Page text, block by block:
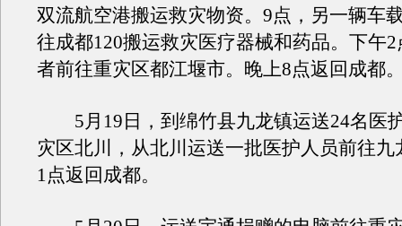
双流航空港搬运救灾物资。9点，另一辆车
往成都120搬运救灾医疗器械和药品。下午
者前往重灾区都江堰市。晚上8点返回成都
5月19日，到绵竹县九龙镇运送24名医
灾区北川，从北川运送一批医护人员前往九
1点返回成都。